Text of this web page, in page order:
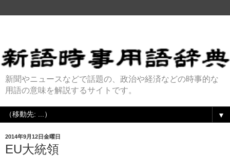
新聞やニュースなどで話題の、政治や経済などの時事的な
用語の意味を解説するサイトです。
▼
2014年9月12日金曜日
EU大統領